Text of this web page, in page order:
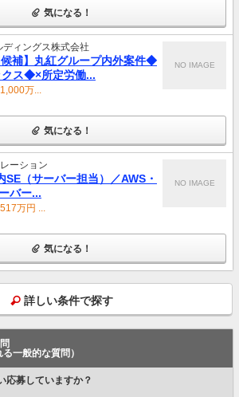
気になる！
ディングス株式会社
候補】丸紅グループ内外案件◆
ス◆×所定労働...
万...
NO IMAGE
気になる！
ーション
SE（サーバー担当）／AWS・
バー...
万円 ...
NO IMAGE
気になる！
詳しい条件で探す
一般的な質問）
応募していますか？